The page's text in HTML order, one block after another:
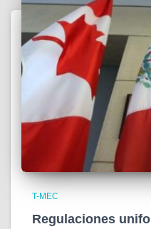
T-MEC
Regulaciones